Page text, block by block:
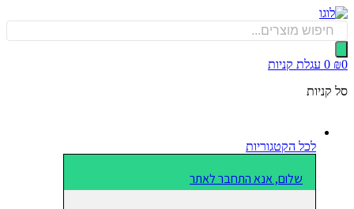
0 עגלת קניות
לכל הקטגוריות
שלום, אנא התחבר לאתר